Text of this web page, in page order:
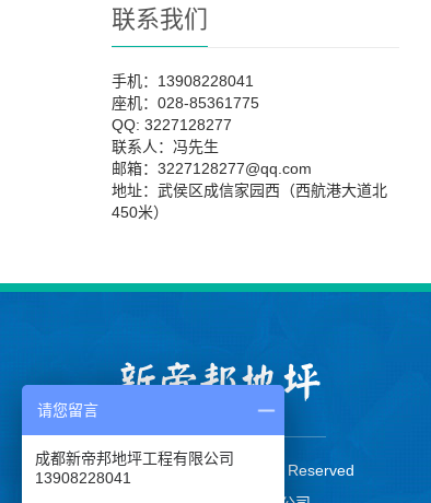
联系我们
手机：13908228041
座机：028-85361775
QQ: 3227128277
联系人：冯先生
邮箱：3227128277@qq.com
地址：武侯区成信家园西（西航港大道北
450米）
CopyRight 2013 All Right Reserved
请您留言
成都新帝邦地坪工程有限公司
13908228041